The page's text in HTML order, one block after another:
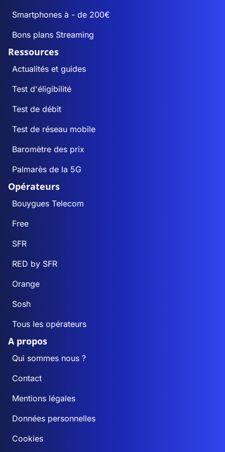
Smartphones à - de 200€
Bons plans Streaming
Ressources
Actualités et guides
Test d'éligibilité
Test de débit
Test de réseau mobile
Baromètre des prix
Palmarès de la 5G
Opérateurs
Bouygues Telecom
Free
SFR
RED by SFR
Orange
Sosh
Tous les opérateurs
A propos
Qui sommes nous ?
Contact
Mentions légales
Données personnelles
Cookies